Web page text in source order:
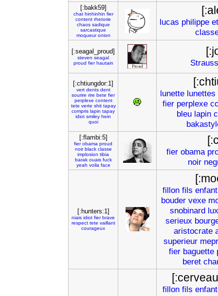
[:bakk59]
chat hinhinhin fier
content rhetorie
chaos sadique
sarcastique
moqueur onion
lucas philippe
[:seagal_proud]
steven seagal
proud fier hautain
[:chtiungdor:1]
vert dents dent
sourire rire bete fier
perplexe content
tete verte shit tapay
compris lapin tapay
idiot smiley hein
quoi
lunette lunettes
fier perplexe
bleu lapin
[:flambi:5]
fier obama proud
noir black classe
implosion tibia
barak ouais fuck
yeah voila face
fier obama
noir
[:hunters:1]
niais idiot fier brave
respect tete vaillant
courageux
fillon fils enfant
bouder vexe
snobinard
serieux
aristocrate
superieur
fier baguette
beret
fillon fils enfant